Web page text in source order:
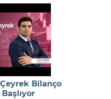
Bilanço